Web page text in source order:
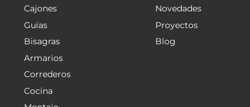
Cajones
Guías
Bisagras
Armarios
Correderos
Cocina
Novedades
Proyectos
Blog